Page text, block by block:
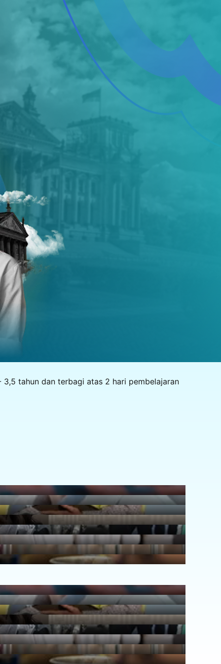
tahun dan terbagi atas 2 hari pembelajaran